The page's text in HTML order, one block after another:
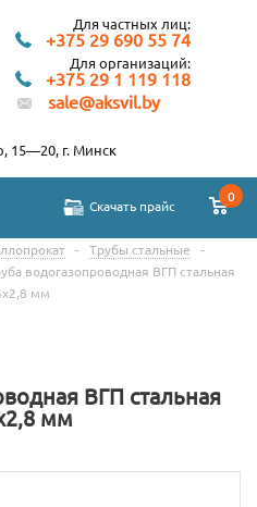
Для частных лиц:
+375 29 690 55 74
Для организаций:
+375 29 1 119 118
sale@aksvil.by
Скачать прайс
0
15—20, г. Минск
- Трубы стальные
-
водогазопроводная ВГП стальная
мм
ВГП стальная
мм